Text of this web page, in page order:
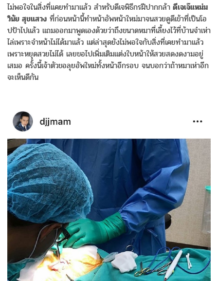
ไม่พอใจในสิ่งที่เเคยทำมาแล้ว สำหรับดีเจพิธีกรฝีปากกล้า ดีเจเจ๊แหม่ม
วินัย สุขแสวง ที่ก่อนหน้านี้ทำหน้าอัพหน้าใหม่มาจนสวยดูดีเข้าที่เป็นโอ
ปป้าไปแล้ว แถมออกมาพูดเองด้วยว่าถึงขนาดหมาที่เลี้ยงไว้ที่บ้านจำเห่า
ไล่เพราะจำหน้าไม่ได้มาแล้ว แต่ล่าสุดยังไม่พอใจกับสิ่งที่เคยทำมาแล้ว
เพราะหยุดสวยไม่ได้ เลยขอไปเพิ่มเติมแต่งใบหน้าให้สวยสดงดงามอยู่
เสมอ ครั้งนี้เจ้าตัวขอลุยอัพใหม่ทั้งหน้าอีกรอบ จนบอกว่าถ้าหมาเห่าอีก
จะเห็นดีกัน